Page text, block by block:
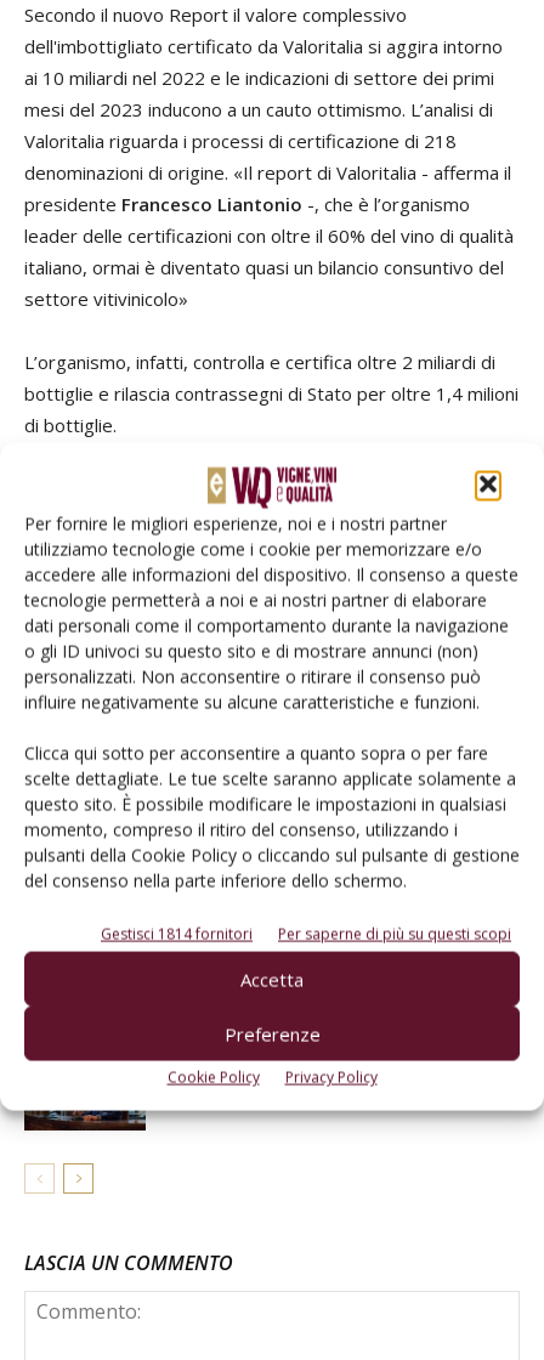
Per fornire le migliori esperienze, noi e i nostri partner
utilizziamo tecnologie come i cookie per memorizzare e/o
accedere alle informazioni del dispositivo. Il consenso a queste
tecnologie permetterà a noi e ai nostri partner di elaborare
dati personali come il comportamento durante la navigazione
o gli ID univoci su questo sito e di mostrare annunci (non)
personalizzati. Non acconsentire o ritirare il consenso può
influire negativamente su alcune caratteristiche e funzioni.
Clicca qui sotto per acconsentire a quanto sopra o per fare
scelte dettagliate. Le tue scelte saranno applicate solamente a
questo sito. È possibile modificare le impostazioni in qualsiasi
momento, compreso il ritiro del consenso, utilizzando i
pulsanti della Cookie Policy o cliccando sul pulsante di gestione
del consenso nella parte inferiore dello schermo.
Gestisci 1814 fornitori Per saperne di più su questi scopi
Accetta
Preferenze
Cookie Policy Privacy Policy
Secondo il nuovo Report il valore complessivo
dell'imbottigliato certificato da Valoritalia si aggira intorno
ai 10 miliardi nel 2022 e le indicazioni di settore dei primi
mesi del 2023 inducono a un cauto ottimismo. L’analisi di
Valoritalia riguarda i processi di certificazione di 218
denominazioni di origine. «Il report di Valoritalia - afferma il
presidente Francesco Liantonio -, che è l’organismo
leader delle certificazioni con oltre il 60% del vino di qualità
italiano, ormai è diventato quasi un bilancio consuntivo del
settore vitivinicolo»
L’organismo, infatti, controlla e certifica oltre 2 miliardi di
bottiglie e rilascia contrassegni di Stato per oltre 1,4 milioni
di bottiglie.
bassa gradazione dealcolati
dealcolazione
Nomisma Wine Monitor
Valoritalia
Facebook Twitter
Articoli correlati
Presentato a Roma l’Annual Report di
Valoritalia
VasonGroup lancia il mini-dealcolatore
da laboratorio
NoLo: un convegno all’Accademia dei
Georgofili
LASCIA UN COMMENTO